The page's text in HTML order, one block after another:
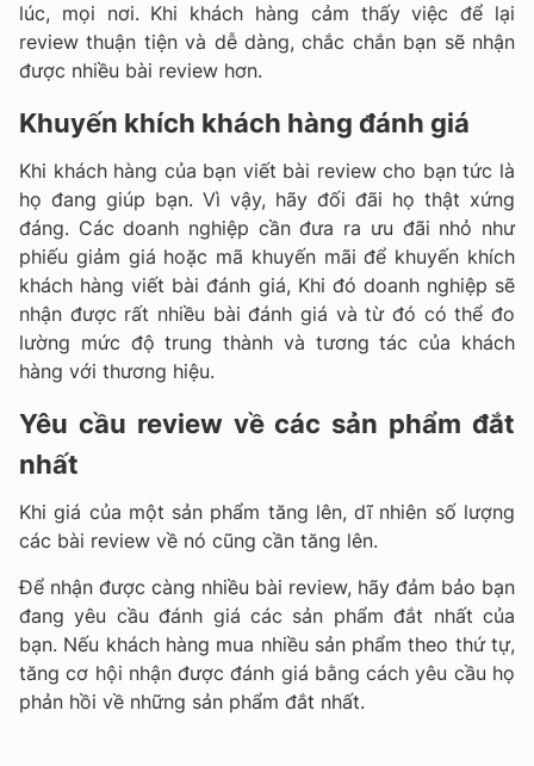
lúc, mọi nơi. Khi khách hàng cảm thấy việc để lại
review thuận tiện và dễ dàng, chắc chắn bạn sẽ nhận
được nhiều bài review hơn.
Khuyến khích khách hàng đánh giá
Khi khách hàng của bạn viết bài review cho bạn tức là
họ đang giúp bạn. Vì vậy, hãy đối đãi họ thật xứng
đáng. Các doanh nghiệp cần đưa ra ưu đãi nhỏ như
phiếu giảm giá hoặc mã khuyến mãi để khuyến khích
khách hàng viết bài đánh giá, Khi đó doanh nghiệp sẽ
nhận được rất nhiều bài đánh giá và từ đó có thể đo
lường mức độ trung thành và tương tác của khách
hàng với thương hiệu.
Yêu cầu review về các sản phẩm đắt
nhất
Khi giá của một sản phẩm tăng lên, dĩ nhiên số lượng
các bài review về nó cũng cần tăng lên.
Để nhận được càng nhiều bài review, hãy đảm bảo bạn
đang yêu cầu đánh giá các sản phẩm đắt nhất của
bạn. Nếu khách hàng mua nhiều sản phẩm theo thứ tự,
tăng cơ hội nhận được đánh giá bằng cách yêu cầu họ
phản hồi về những sản phẩm đắt nhất.